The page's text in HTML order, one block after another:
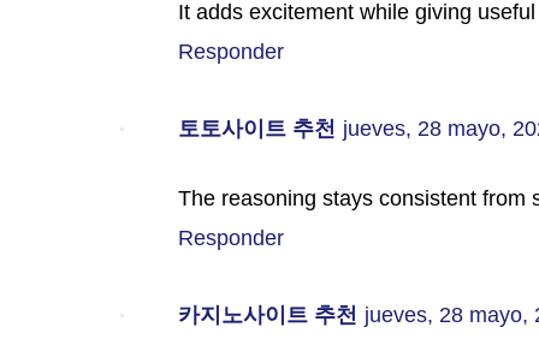
It adds excitement while giving
Responder
토토사이트 추천 jueves, 28 mayo,
The reasoning stays consistent from
Responder
카지노사이트 추천 jueves, 28 mayo,